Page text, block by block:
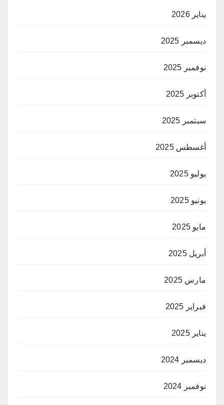
يناير 2026
ديسمبر 2025
نوفمبر 2025
أكتوبر 2025
سبتمبر 2025
أغسطس 2025
يوليو 2025
يونيو 2025
مايو 2025
أبريل 2025
مارس 2025
فبراير 2025
يناير 2025
ديسمبر 2024
نوفمبر 2024